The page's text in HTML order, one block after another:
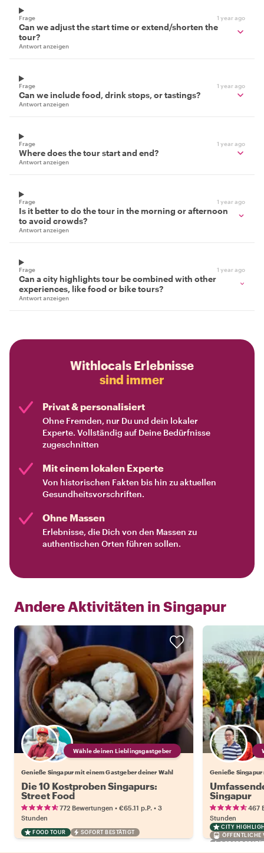
Frage 1 year ago
Can we adjust the start time or extend/shorten the
tour?
Antwort anzeigen
Frage 1 year ago
Can we include food, drink stops, or tastings?
Antwort anzeigen
Frage 1 year ago
Where does the tour start and end?
Antwort anzeigen
Frage 1 year ago
Is it better to do the tour in the morning or afternoon
to avoid crowds?
Antwort anzeigen
Frage 1 year ago
Can a city highlights tour be combined with other
experiences, like food or bike tours?
Antwort anzeigen
Withlocals Erlebnisse
sind immer
Privat & personalisiert
Ohne Fremden, nur Du und dein lokaler
Experte. Vollständig auf Deine Bedürfnisse
zugeschnitten
Mit einem lokalen Experte
Von historischen Fakten bis hin zu aktuellen
Gesundheitsvorschriften.
Ohne Massen
Erlebnisse, die Dich von den Massen zu
authentischen Orten führen sollen.
Andere Aktivitäten in Singapur
Wähle deinen Lieblingsgastgeber
Genieße Singapur mit einem Gastgeber deiner Wahl
Die 10 Kostproben Singapurs:
Street Food
772 Bewertungen • €65.11 p.P. • 3
Stunden
FOOD TOUR SOFORT BESTÄTIGT
Genieße
Singapur
467
Stunden
CITY
ÖFFENTLICHE
SOFORT